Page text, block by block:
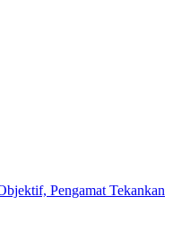
Pengamat Tekankan